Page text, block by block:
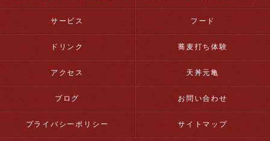
サービス フード
ドリンク 蕎麦打ち体験
アクセス 天丼元亀
ブログ お問い合わせ
プライバシーポリシー サイトマップ